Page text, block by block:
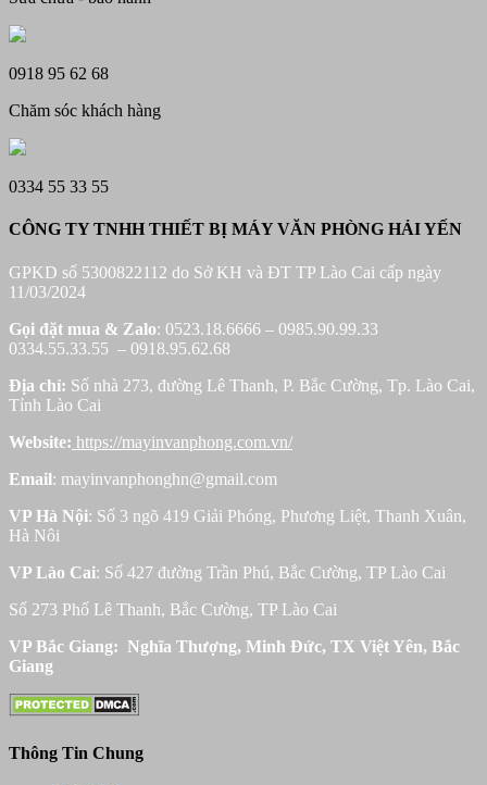
0918 95 62 68
Chăm sóc khách hàng
0334 55 33 55
CÔNG TY TNHH THIẾT BỊ MÁY VĂN PHÒNG HẢI YẾN
GPKD số 5300822112 do Sở KH và ĐT TP Lào Cai cấp ngày
11/03/2024
Gọi đặt mua & Zalo: 0523.18.6666 – 0985.90.99.33
0334.55.33.55 – 0918.95.62.68
Địa chỉ: Số nhà 273, đường Lê Thanh, P. Bắc Cường, Tp. Lào Cai,
Tỉnh Lào Cai
Website: https://mayinvanphong.com.vn/
Email: mayinvanphonghn@gmail.com
VP Hà Nội: Số 3 ngõ 419 Giải Phóng, Phương Liệt, Thanh Xuân,
Hà Nôi
VP Lào Cai: Số 427 đường Trần Phú, Bắc Cường, TP Lào Cai
Số 273 Phố Lê Thanh, Bắc Cường, TP Lào Cai
VP Bắc Giang: Nghĩa Thượng, Minh Đức, TX Việt Yên, Bắc
Giang
Thông Tin Chung